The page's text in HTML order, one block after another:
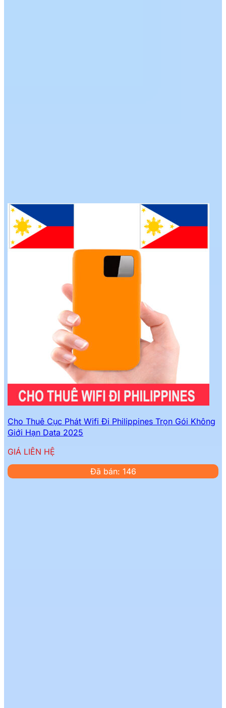
Cho Thuê Cục Phát Wifi Đi Philippines Trọn Gói Không
Giới Hạn Data 2025
GIÁ LIÊN HỆ
Đã bán: 146